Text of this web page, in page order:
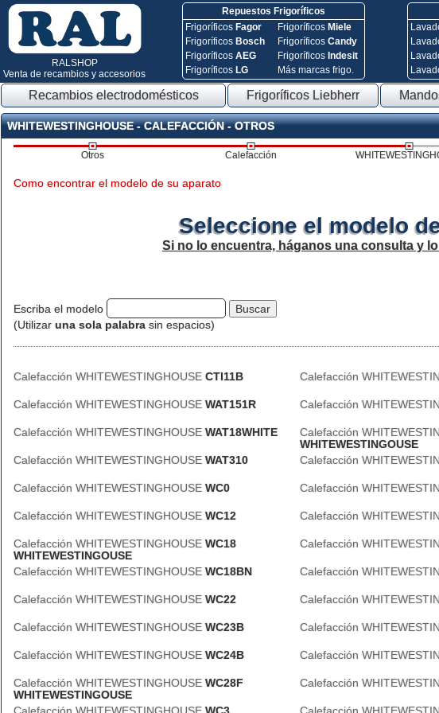
RALSHOP
Venta de recambios y accesorios
Repuestos Frigoríficos
Frigoríficos Fagor
Frigoríficos Bosch
FrigoríficosAEG
Frigoríficos LG
Frigoríficos Miele
FrigoríficosCandy
Frigoríficos Indesit
Más marcas frigo.
Recambios electrodomésticos Frigoríficos Liebherr
WHITEWESTINGHOUSE - CALEFACCIÓN - OTROS
Otros Calefacción
Como encontrar el modelo de su aparato
Seleccione el modelo
Si no lo encuentra, háganos una consulta y
Escriba el modelo
(Utilizar una sola palabra sin espacios)
Calefacción WHITEWESTINGHOUSE CTI11B Calefacción
Calefacción WHITEWESTINGHOUSE WAT151R Calefacción
Calefacción WHITEWESTINGHOUSE WAT18WHITE Calefacción
WHITEWESTINGOUSE
Calefacción WHITEWESTINGHOUSE WAT310 Calefacción
Calefacción WHITEWESTINGHOUSE WC0 Calefacción
Calefacción WHITEWESTINGHOUSE WC12 Calefacción
Calefacción WHITEWESTINGHOUSE WC18
WHITEWESTINGOUSE
Calefacción
Calefacción WHITEWESTINGHOUSE WC18BN Calefacción
Calefacción WHITEWESTINGHOUSE WC22 Calefacción
Calefacción WHITEWESTINGHOUSE WC23B Calefacción
Calefacción WHITEWESTINGHOUSE WC24B Calefacción
Calefacción WHITEWESTINGHOUSE WC28F
WHITEWESTINGOUSE
Calefacción